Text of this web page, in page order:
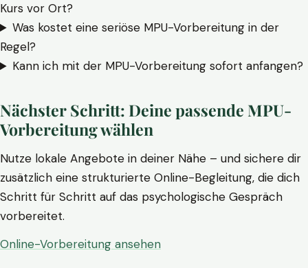
Kurs vor Ort?
Was kostet eine seriöse MPU-Vorbereitung in der
Regel?
Kann ich mit der MPU-Vorbereitung sofort anfangen?
Nächster Schritt: Deine passende MPU-
Vorbereitung wählen
Nutze lokale Angebote in deiner Nähe – und sichere dir
zusätzlich eine strukturierte Online-Begleitung, die dich
Schritt für Schritt auf das psychologische Gespräch
vorbereitet.
Online-Vorbereitung ansehen